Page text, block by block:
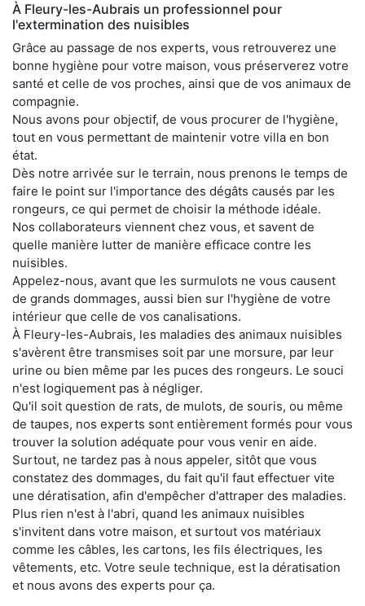
À Fleury-les-Aubrais un professionnel pour
l'extermination des nuisibles
Grâce au passage de nos experts, vous retrouverez une
bonne hygiène pour votre maison, vous préserverez votre
santé et celle de vos proches, ainsi que de vos animaux de
compagnie.
Nous avons pour objectif, de vous procurer de l'hygiène,
tout en vous permettant de maintenir votre villa en bon
état.
Dès notre arrivée sur le terrain, nous prenons le temps de
faire le point sur l'importance des dégâts causés par les
rongeurs, ce qui permet de choisir la méthode idéale.
Nos collaborateurs viennent chez vous, et savent de
quelle manière lutter de manière efficace contre les
nuisibles.
Appelez-nous, avant que les surmulots ne vous causent
de grands dommages, aussi bien sur l'hygiène de votre
intérieur que celle de vos canalisations.
À Fleury-les-Aubrais, les maladies des animaux nuisibles
s'avèrent être transmises soit par une morsure, par leur
urine ou bien même par les puces des rongeurs. Le souci
n'est logiquement pas à négliger.
Qu'il soit question de rats, de mulots, de souris, ou même
de taupes, nos experts sont entièrement formés pour vous
trouver la solution adéquate pour vous venir en aide.
Surtout, ne tardez pas à nous appeler, sitôt que vous
constatez des dommages, du fait qu'il faut effectuer vite
une dératisation, afin d'empêcher d'attraper des maladies.
Plus rien n'est à l'abri, quand les animaux nuisibles
s'invitent dans votre maison, et surtout vos matériaux
comme les câbles, les cartons, les fils électriques, les
vêtements, etc. Votre seule technique, est la dératisation
et nous avons des experts pour ça.